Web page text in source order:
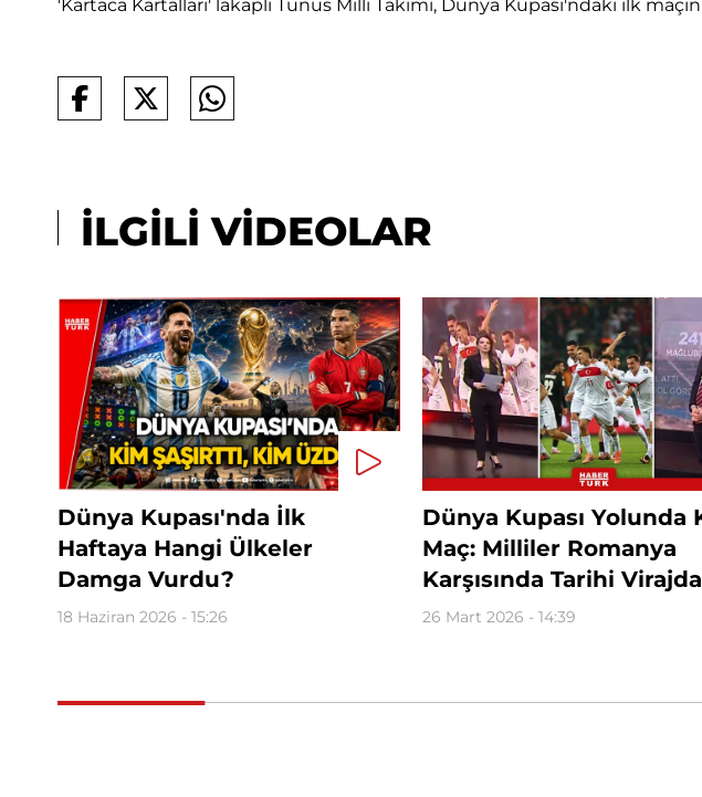
'Kartaca Kartalları' lakaplı Tunus Milli Takımı, Dünya Kupası'ndaki ilk
İLGİLİ VİDEOLAR
Dünya Kupası'nda İlk
Haftaya Hangi Ülkeler
Damga Vurdu?
18 Haziran 2026 - 15:26
Dünya Kupası Yolunda
Maç: Milliler Romanya
Karşısında Tarihi
26 Mart 2026 - 14:39